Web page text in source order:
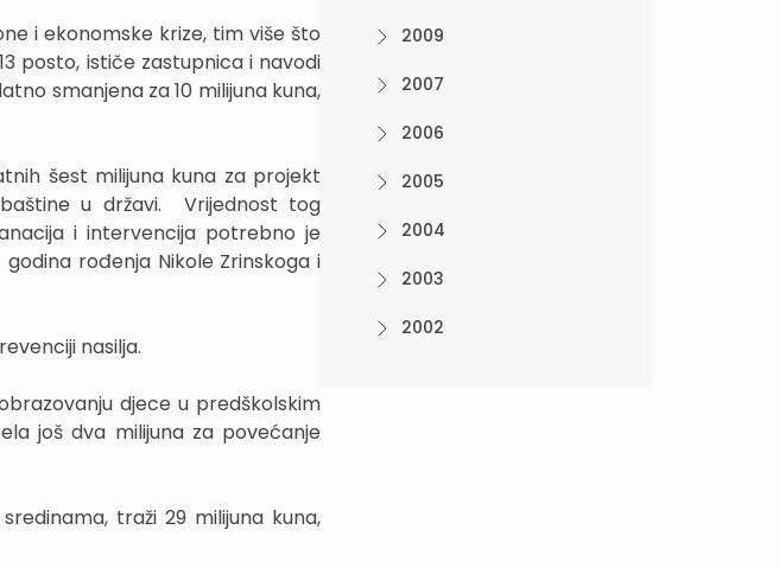
i ekonomske krize, tim više što
posto, ističe zastupnica i navodi
smanjena za 10 milijuna kuna,
šest milijuna kuna za projekt
u državi. Vrijednost tog
i intervencija potrebno je
rođenja Nikole Zrinskoga i
nasilja.
djece u predškolskim
još dva milijuna za povećanje
traži 29 milijuna kuna,
2009
2007
2006
2005
2004
2003
2002